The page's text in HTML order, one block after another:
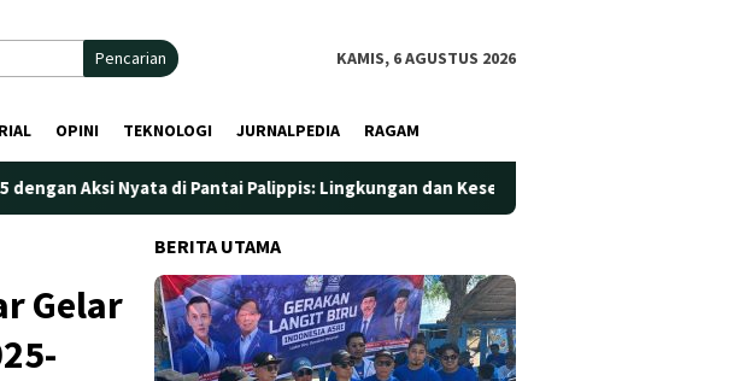
Pencarian KAMIS, 6 AGUSTUS 2026
OPINI TEKNOLOGI JURNALPEDIA RAGAM
Palippis: Lingkungan dan Kesehatan Jadi Prioritas
Gelar
BERITA UTAMA